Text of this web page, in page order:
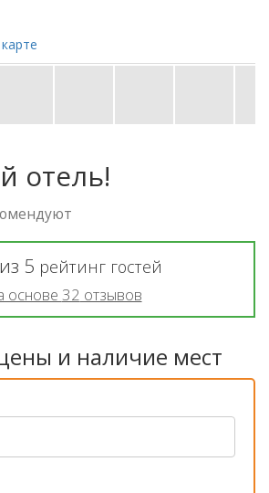
отель!
из 5 рейтинг гостей
основе 32 отзывов
и наличие мест